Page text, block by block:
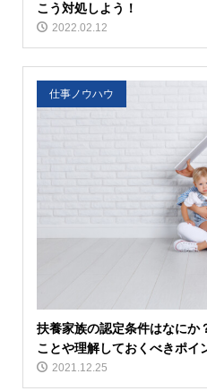
こう対処しよう！
2022.02.12
仕事ノウハウ
扶養家族の認定条件はなにか
ことや理解しておくべきポイ
2021.12.25